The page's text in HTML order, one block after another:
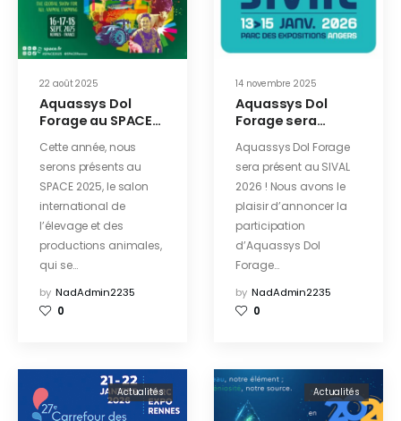
22 août 2025
Aquassys Dol
Forage au SPACE
2025 : venez nous
rencontrer !
Cette année, nous
serons présents au
SPACE 2025, le salon
international de
l’élevage et des
productions animales,
qui se…
by NadAdmin2235
0
14 novembre 2025
Aquassys Dol
Forage sera
2026 !
Aquassys Dol Forage
sera présent au SIVAL
2026 ! Nous avons le
plaisir d’annoncer la
participation
d’Aquassys Dol
Forage…
by NadAdmin2235
0
Actualités Actualités